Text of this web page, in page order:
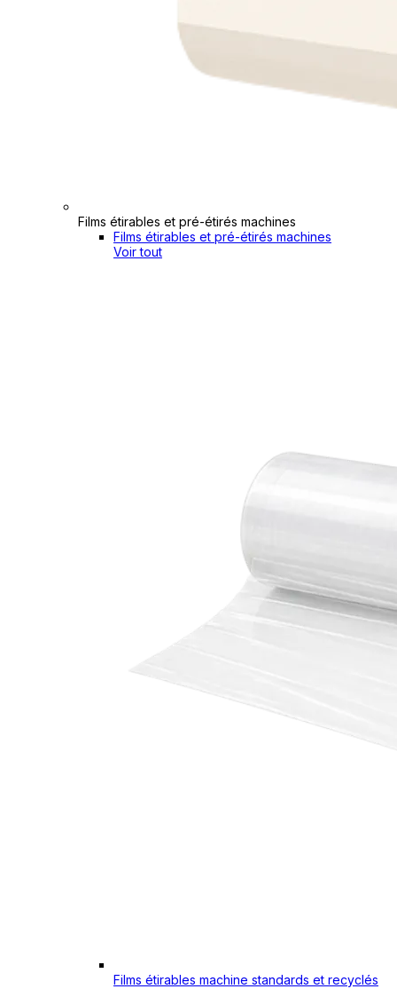
Films étirables et pré-étirés machines
Films étirables et pré-étirés machines
Voir tout
Films étirables machine standards et recyclés